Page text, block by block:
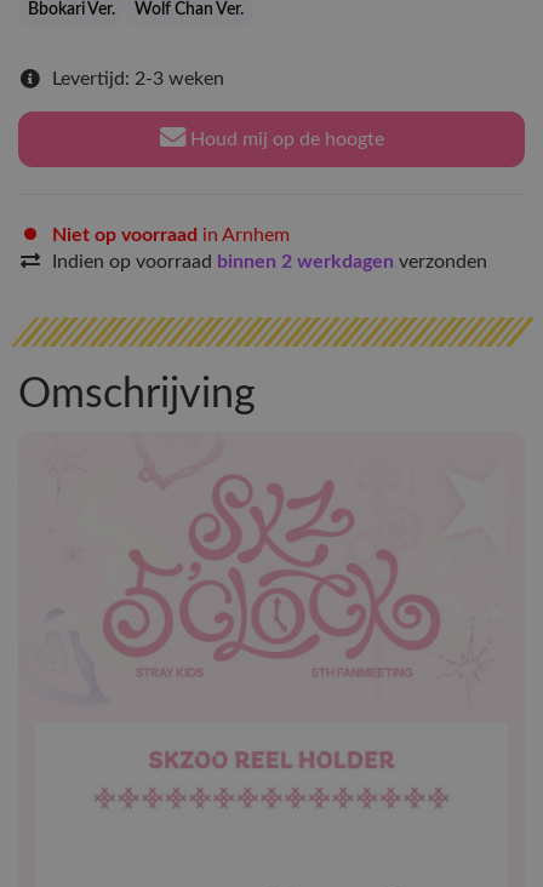
Bbokari Ver. Wolf Chan Ver.
Levertijd: 2-3 weken
Houd mij op de hoogte
Niet op voorraad in Arnhem
Indien op voorraad binnen 2 werkdagen verzonden
Omschrijving